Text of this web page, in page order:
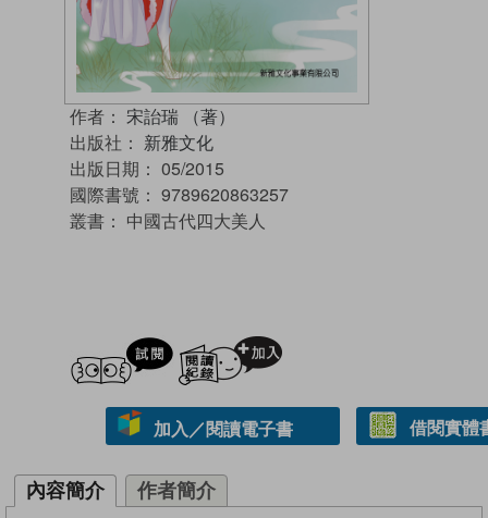
作者： 宋詒瑞 （著）
出版社： 新雅文化
出版日期： 05/2015
國際書號： 9789620863257
叢書： 中國古代四大美人
試閲
加入／閱讀電子書 借閱實體
內容簡介 作者簡介